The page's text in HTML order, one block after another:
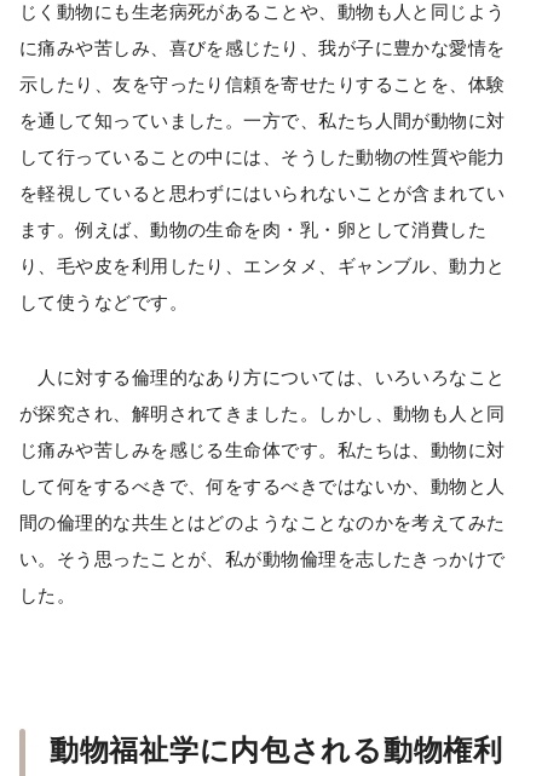
じく動物にも生老病死があることや、動物も人と同じよう
に痛みや苦しみ、喜びを感じたり、我が子に豊かな愛情を
示したり、友を守ったり信頼を寄せたりすることを、体験
を通して知っていました。一方で、私たち人間が動物に対
して行っていることの中には、そうした動物の性質や能力
を軽視していると思わずにはいられないことが含まれてい
ます。例えば、動物の生命を肉・乳・卵として消費した
り、毛や皮を利用したり、エンタメ、ギャンブル、動力と
して使うなどです。
人に対する倫理的なあり方については、いろいろなこと
が探究され、解明されてきました。しかし、動物も人と同
じ痛みや苦しみを感じる生命体です。私たちは、動物に対
して何をするべきで、何をするべきではないか、動物と人
間の倫理的な共生とはどのようなことなのかを考えてみた
い。そう思ったことが、私が動物倫理を志したきっかけで
した。
動物福祉学に内包される動物権利